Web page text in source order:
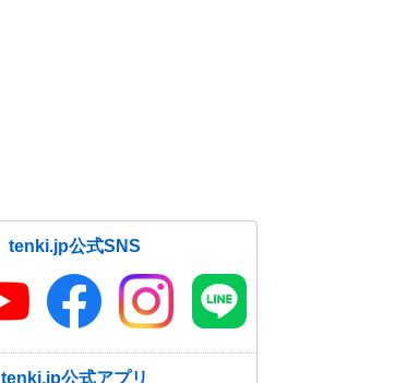
tenki.jp公式SNS
tenki.jp公式アプリ